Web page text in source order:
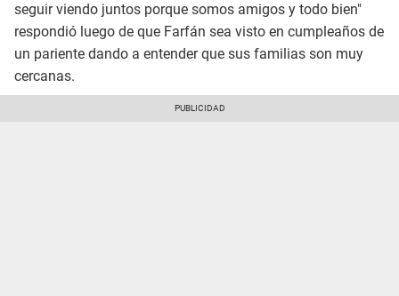
seguir viendo juntos porque somos amigos y todo bien"
respondió luego de que Farfán sea visto en cumpleaños de
un pariente dando a entender que sus familias son muy
cercanas.